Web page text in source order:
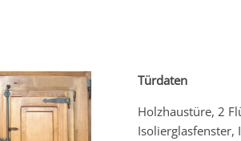
Türdaten
Holzhaustüre, 2